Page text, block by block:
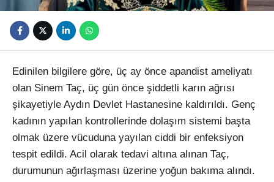
Edinilen bilgilere göre, üç ay önce apandist ameliyatı
olan Sinem Taç, üç gün önce şiddetli karın ağrısı
şikayetiyle Aydın Devlet Hastanesine kaldırıldı. Genç
kadının yapılan kontrollerinde dolaşım sistemi başta
olmak üzere vücuduna yayılan ciddi bir enfeksiyon
tespit edildi. Acil olarak tedavi altına alınan Taç,
durumunun ağırlaşması üzerine yoğun bakıma alındı.